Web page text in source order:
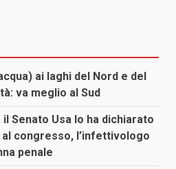
ai laghi del Nord e del
va meglio al Sud
Senato Usa lo ha dichiarato
congresso, l’infettivologo
penale